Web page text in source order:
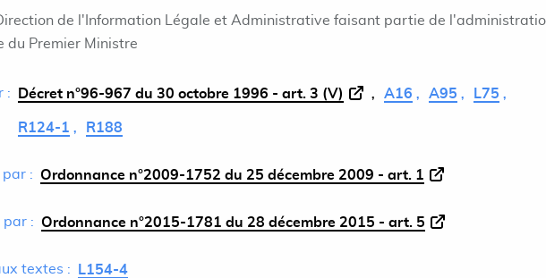
de l'Information Légale et Administrative faisant partie de
du Premier Ministre
: Décret n°96-967 du 30 octobre 1996 - art. 3 (V) A16 A95 L75
R124-1 R188
par : Ordonnance n°2009-1752 du 25 décembre 2009 - art. 1
par : Ordonnance n°2015-1781 du 28 décembre 2015 - art. 5
textes : L154-4